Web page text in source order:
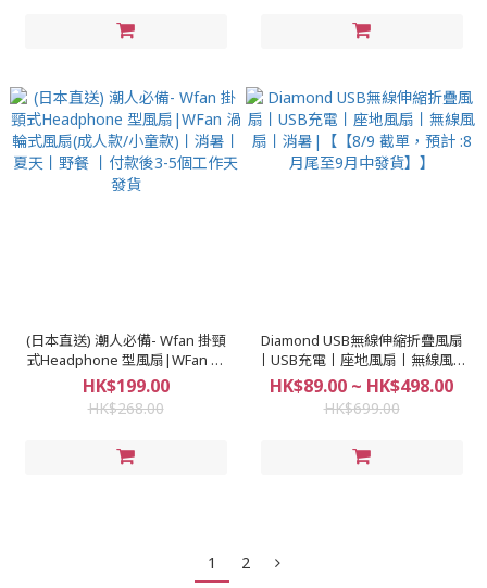
(日本直送) 潮人必備- Wfan 掛頸
式Headphone 型風扇|WFan 渦
輪式風扇(成人款/小童款)丨消暑
丨夏天丨野餐 丨付款後3-5個工作
天發貨
HK$199.00
HK$268.00
Diamond USB無線伸縮折疊風扇
丨USB充電丨座地風扇丨無線風扇
丨消暑|【【8/9 截單，預計 :8月
尾至9月中發貨】】
HK$89.00 ~ HK$498.00
HK$699.00
1 2